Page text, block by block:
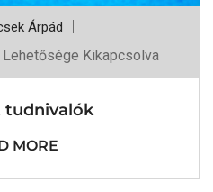
Árpád
Kikapcsolva
tudnivalók
MORE